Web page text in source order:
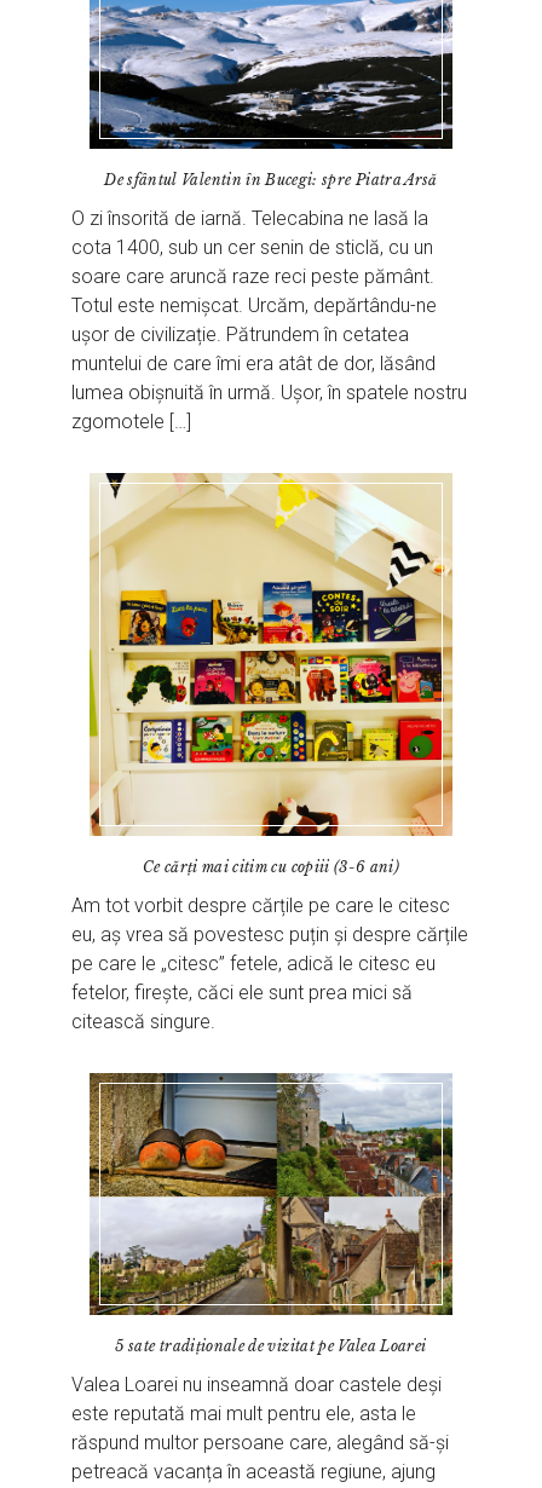
De sfântul Valentin în Bucegi: spre Piatra Arsă
O zi însorită de iarnă. Telecabina ne lasă la
cota 1400, sub un cer senin de sticlă, cu un
soare care aruncă raze reci peste pământ.
Totul este nemișcat. Urcăm, depărtându-ne
ușor de civilizație. Pătrundem în cetatea
muntelui de care îmi era atât de dor, lăsând
lumea obișnuită în urmă. Ușor, în spatele nostru
zgomotele […]
Ce cărți mai citim cu copiii (3-6 ani)
Am tot vorbit despre cărțile pe care le citesc
eu, aș vrea să povestesc puțin și despre cărțile
pe care le „citesc” fetele, adică le citesc eu
fetelor, firește, căci ele sunt prea mici să
citească singure.
5 sate tradiţionale de vizitat pe Valea Loarei
Valea Loarei nu inseamnă doar castele deși
este reputată mai mult pentru ele, asta le
răspund multor persoane care, alegând să-și
petreacă vacanța în această regiune, ajung